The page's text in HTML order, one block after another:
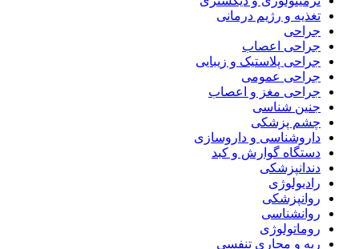
تغذیه و رژیم درمانی
جراحی
جراحی اعصاب
جراحی پلاستیک و زیبایی
جراحی عمومی
جراحی مغز و اعصاب
جنین شناسی
چشم پزشکی
داروشناسی و داروسازی
دستگاه گوارش و کبد
دندانپزشکی
رادیولوژی
روانپزشکی
روانشناسی
روماتولوژی
ریه و مجاری تنفسی